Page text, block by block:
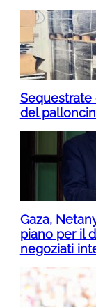
Sequestrate
del
Gaza,
piano per il
negoziati